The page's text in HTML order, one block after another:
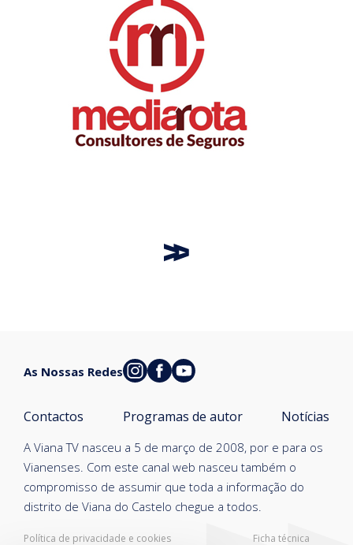
Política de privacidade e cookies Ficha técnica
A Viana TV nasceu a 5 de março de 2008, por e para os
Vianenses. Com este canal web nasceu também o
compromisso de assumir que toda a informação do
distrito de Viana do Castelo chegue a todos.
Contactos Programas de autor Notícias
As Nossas Redes